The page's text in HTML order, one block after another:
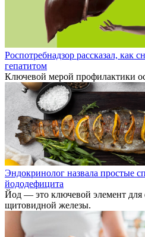
Роспотребнадзор рассказал, как
гепатитом
Ключевой мерой профилактики
Эндокринолог назвала простые
йододефицита
Йод — это ключевой элемент для
щитовидной железы.